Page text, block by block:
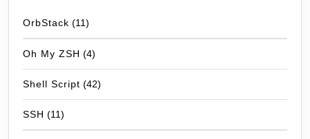
OrbStack (11)
Oh My ZSH (4)
Shell Script (42)
SSH (11)